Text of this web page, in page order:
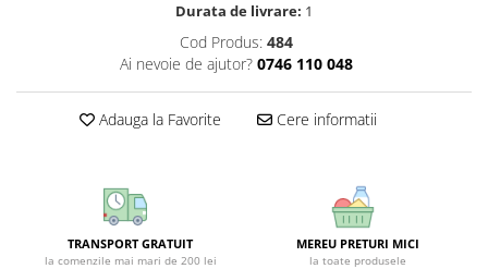
SUPLIMENTE RĂCEALĂ- APARAT
RESPIRATOR ANTIVIRAL
SUPLIMENTE ANTIOXIDANȚI-
ANTITUMORAL
SUPLIMENTE URO-GENITAL
ANTIPARAZITARE
SUPLIMENTE STOMAC- DIGESTIE-
COLON
Durata de livrare: 1
Cod Produs: 484
Ai nevoie de ajutor? 0746 110 048
Adauga la Favorite Cere informatii
TRANSPORT GRATUIT
la comenzile mai mari de 200 lei
MEREU PRETURI MICI
la toate produsele